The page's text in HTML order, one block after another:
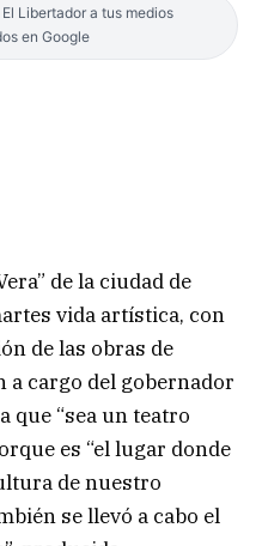
Libertador a tus medios
en Google
de la ciudad de
vida artística, con
de las obras de
cargo del gobernador
que “sea un teatro
es “el lugar donde
de nuestro
se llevó a cabo el